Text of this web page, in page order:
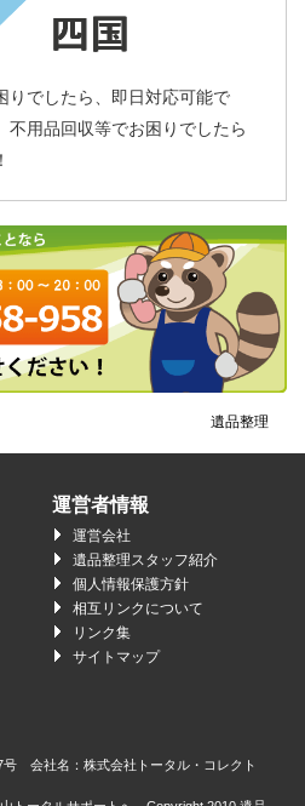
りでしたら、即日対応可能で
不用品回収等でお困りでしたら
遺品整理
運営者情報
運営会社
遺品整理スタッフ紹介
個人情報保護方針
相互リンクについて
リンク集
サイトマップ
会社名：株式会社トータル・コレクト